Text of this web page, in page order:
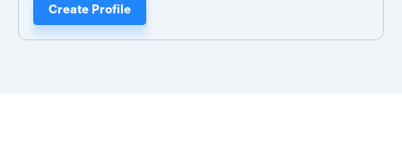
Create Profile